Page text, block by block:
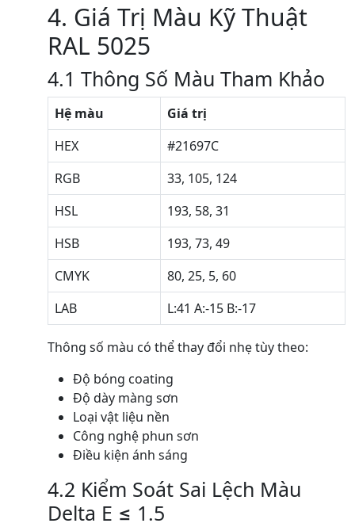
4. Giá Trị Màu Kỹ Thuật
RAL 5025
4.1 Thông Số Màu Tham Khảo
Hệ màu
Giá trị
HEX
#21697C
RGB
33, 105, 124
HSL
193, 58, 31
HSB
193, 73, 49
CMYK
80, 25, 5, 60
LAB
L:41 A:-15 B:-17
Thông số màu có thể thay đổi nhẹ tùy theo:
Độ bóng coating
Độ dày màng sơn
Loại vật liệu nền
Công nghệ phun sơn
Điều kiện ánh sáng
4.2 Kiểm Soát Sai Lệch Màu
Delta E ≤ 1.5